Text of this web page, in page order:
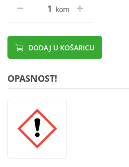
kom
DODAJ U KOŠARICU
OPASNOST!